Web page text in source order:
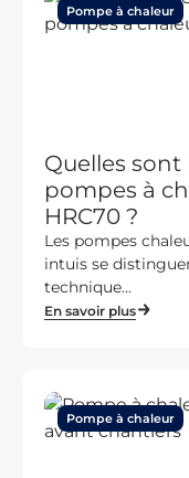
Pompe à chaleur
Quelles sont
pompes à
HRC70 ?
Les pompes
intuis se
technique...
En savoir plus
Pompe à chaleur